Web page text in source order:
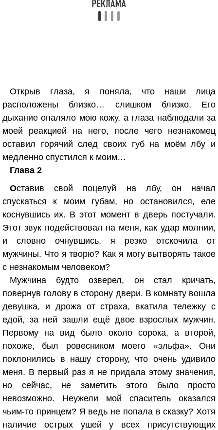
Открыв глаза, я поняла, что наши лица
расположены близко… слишком близко. Его
дыхание опаляло мою кожу, а глаза наблюдали за
моей реакцией на него, после чего незнакомец
оставил горячий след своих губ на моём лбу и
медленно спустился к моим…
Глава 2
Оставив свой поцелуй на лбу, он начал
спускаться к моим губам, но остановился, еле
коснувшись их. В этот момент в дверь постучали.
Этот звук подействовал на меня, как удар молнии,
и словно очнувшись, я резко отскочила от
мужчины. Что я творю? Как я могу вытворять такое
с незнакомым человеком?
Мужчина будто озверел, он стал кричать,
повернув голову в сторону двери. В комнату вошла
девушка, и дрожа от страха, вкатила тележку с
едой, за ней зашли ещё двое взрослых мужчин.
Первому на вид было около сорока, а второй,
похоже, был ровесником моего «эльфа». Они
поклонились в нашу сторону, что очень удивило
меня. В первый раз я не придала этому значения,
но сейчас, не заметить этого было просто
невозможно. Неужели мой спаситель оказался
чьим-то принцем? Я ведь не попала в сказку? Хотя
наличие острых ушей у всех присутствующих